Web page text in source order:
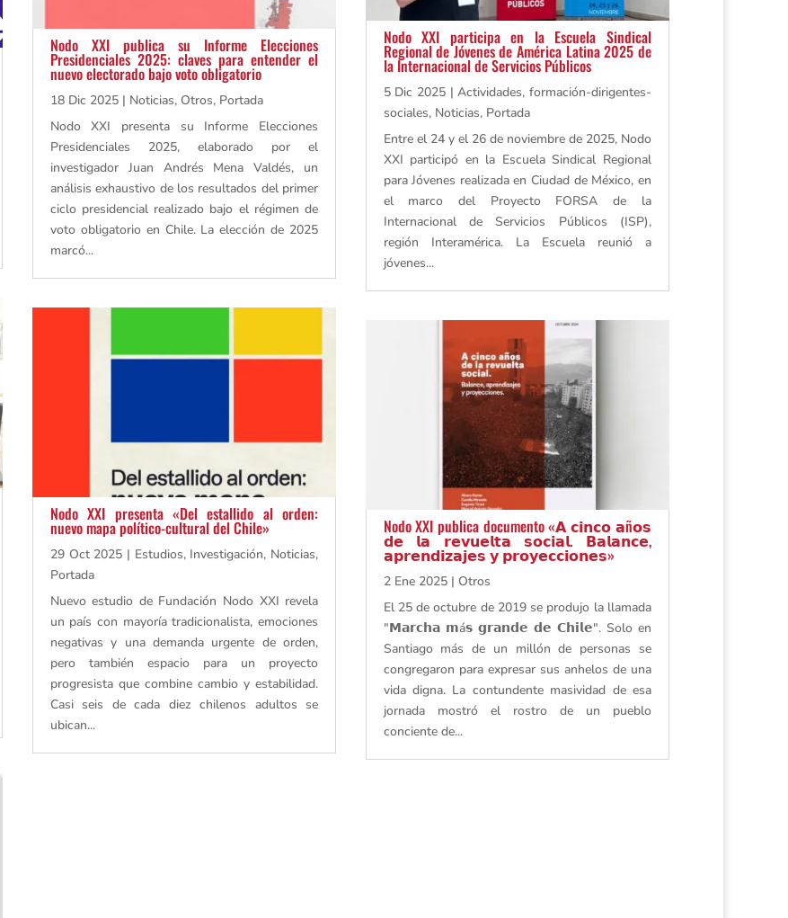
Nodo XXI publica su Informe Elecciones
Presidenciales 2025: claves para entender el
nuevo electorado bajo voto obligatorio
18 Dic 2025| Noticias, Otros, Portada
Nodo XXI presenta su Informe Elecciones
Presidenciales 2025, elaborado por el
investigador Juan Andrés Mena Valdés, un
análisis exhaustivo de los resultados del primer
ciclo presidencial realizado bajo el régimen de
voto obligatorio en Chile. La elección de 2025
marcó...
Nodo XXI presenta «Del estallido al orden:
nuevo mapa político-cultural del Chile»
29 Oct 2025 | Estudios, Investigación, Noticias,
Portada
Nuevo estudio de Fundación Nodo XXI revela
un país con mayoría tradicionalista, emociones
negativas y una demanda urgente de orden,
pero también espacio para un proyecto
progresista que combine cambio y estabilidad.
Casi seis de cada diez chilenos adultos se
ubican...
Nodo XXI participa en la Escuela Sindical
Regional de Jóvenes de América Latina 2025 de
la Internacional de Servicios Públicos
5 Dic 2025|Actividades, formación-dirigentes-
sociales, Noticias, Portada
Entre el 24 y el 26 de noviembre de 2025, Nodo
XXI participó en la Escuela Sindical Regional
para Jóvenes realizada en Ciudad de México, en
el marco del Proyecto FORSA de la
Internacional de Servicios Públicos (ISP),
región Interamérica. La Escuela reunió a
jóvenes...
Nodo XXI publica documento «𝗔 𝗰𝗶𝗻𝗰𝗼 𝗮ñ𝗼𝘀
𝗱𝗲 𝗹𝗮 𝗿𝗲𝘃𝘂𝗲𝗹𝘁𝗮 𝘀𝗼𝗰𝗶𝗮𝗹. 𝗕𝗮𝗹𝗮𝗻𝗰𝗲,
𝗮𝗽𝗿𝗲𝗻𝗱𝗶𝘇𝗮𝗷𝗲𝘀 𝘆 𝗽𝗿𝗼𝘆𝗲𝗰𝗰𝗶𝗼𝗻𝗲𝘀»
2 Ene 2025| Otros
El 25 de octubre de 2019 se produjo la llamada
"𝗠𝗮𝗿𝗰𝗵𝗮 𝗺á𝘀 𝗴𝗿𝗮𝗻𝗱𝗲 𝗱𝗲 𝗖𝗵𝗶𝗹𝗲". Solo en
Santiago más de un millón de personas se
congregaron para expresar sus anhelos de una
vida digna. La contundente masividad de esa
jornada mostró el rostro de un pueblo
conciente de...